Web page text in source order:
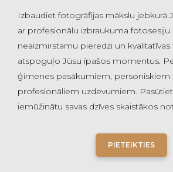
Izbaudiet fotogrāfijas mākslu jebkurā
ar profesionālu izbraukuma
neaizmirstamu pieredzi un kvalitatīvas
atspoguļo Jūsu īpašos momentus.
ģimenes pasākumiem, personiskiem
profesionāliem uzdevumiem.
iemūžinātu savas dzīves skaistākos
PIETEIKTIES